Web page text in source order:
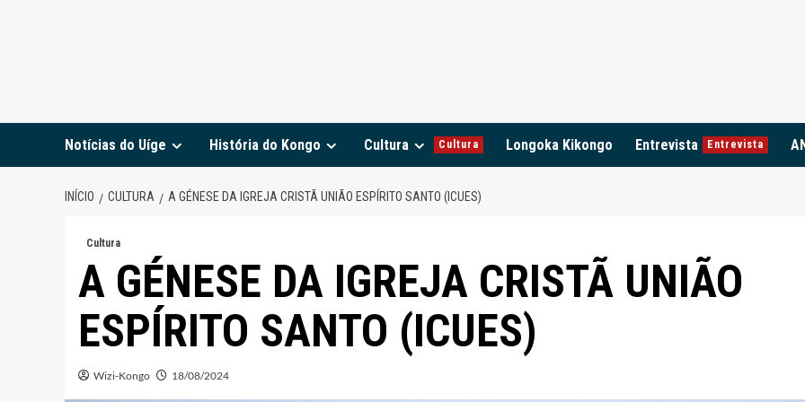
Notícias do Uíge História do Kongo Cultura Cultura Longoka Kikongo Entrevista Entrevista
INÍCIO CULTURA A GÉNESE DA IGREJA CRISTÃ UNIÃO ESPÍRITO SANTO (ICUES)
Cultura
A GÉNESE DA IGREJA CRISTÃ UNIÃO
ESPÍRITO SANTO (ICUES)
Wizi-Kongo 18/08/2024